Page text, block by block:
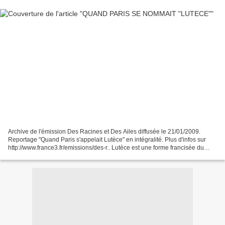
Archive de l'émission Des Racines et Des Ailes diffusée le 21/01/2009.
Reportage "Quand Paris s'appelait Lutèce" en intégralité. Plus d'infos sur
http://www.france3.fr/emissions/des-r.. Lutèce est une forme francisée du